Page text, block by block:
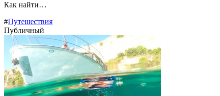
Как найти…
#Путешествия
Публичный